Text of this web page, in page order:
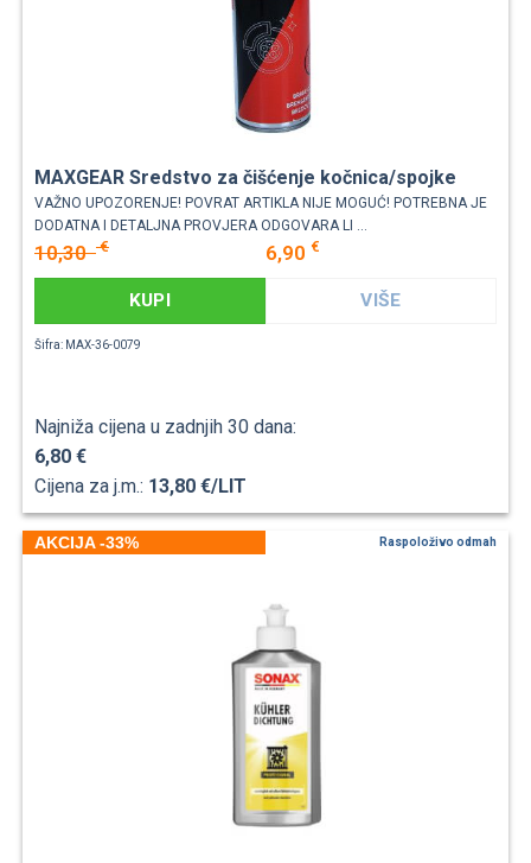
MAXGEAR Sredstvo za čišćenje kočnica/spojke
VAŽNO UPOZORENJE! POVRAT ARTIKLA NIJE MOGUĆ! POTREBNA JE
DODATNA I DETALJNA PROVJERA ODGOVARA LI ...
10,30€ 6,90 €
KUPI VIŠE
Šifra: MAX-36-0079
Najniža cijena u zadnjih 30 dana:
6,80 €
Cijena za j.m.: 13,80 €/LIT
AKCIJA -33% Raspoloživo odmah